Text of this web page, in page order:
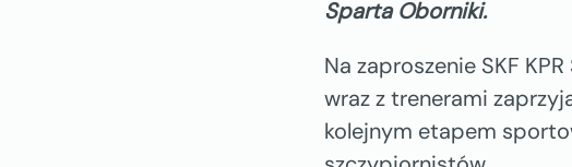
Sparta Oborniki.
Na zaproszenie SKF
wraz z trenerami
kolejnym etapem